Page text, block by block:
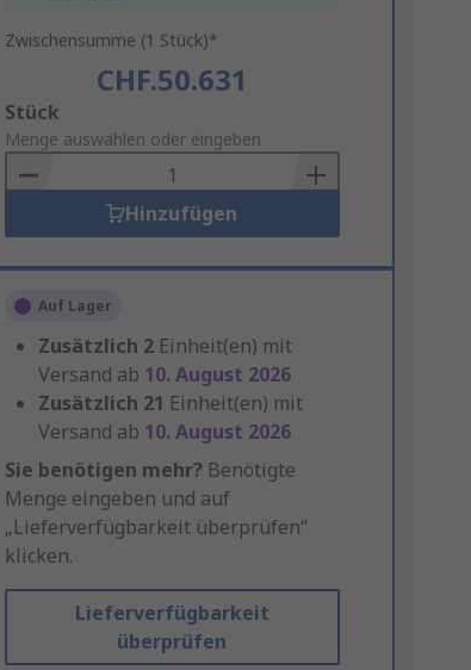
Zwischensumme (1 Stück)*
CHF.50.631
Add
to
Basket
Stück
Menge auswählen oder eingeben
Hinzufügen
Auf Lager
Zusätzlich 2 Einheit(en) mit
Versand ab 10. August 2026
Zusätzlich 21 Einheit(en) mit
Versand ab 10. August 2026
Sie benötigen mehr? Benötigte
Menge eingeben und auf
„Lieferverfügbarkeit überprüfen“
klicken.
Lieferverfügbarkeit
überprüfen